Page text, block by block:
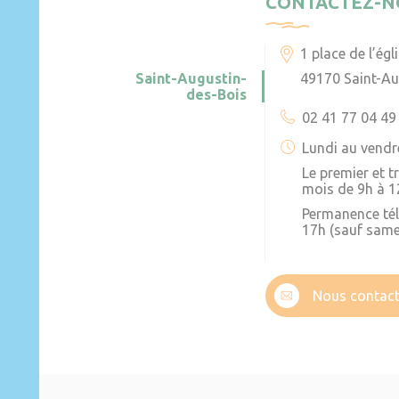
Saint-Augustin-
des-Bois
1 place de
49170 Saint-
02 41 77 04 49
Lundi au
Le premier et
mois de 9h à
Permanence
17h (sauf
Nous